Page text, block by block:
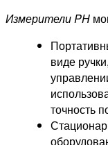
Измерители PH
виде
точность